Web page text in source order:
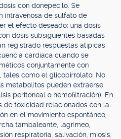
con donepecilo. Se
intravenosa de sulfato de
el efecto deseado: una dosis
dosis subsiguientes basadas
registrado respuestas atípicas
cardíaca cuando se
conjuntamente con
tales como el glicopirrolato. No
metabolitos pueden extraerse
peritoneal o hemofiltración). En
de toxicidad relacionados con la
en el movimiento espontáneo,
tambaleante, lagrimeo,
respiratoria, salivación, miosis,